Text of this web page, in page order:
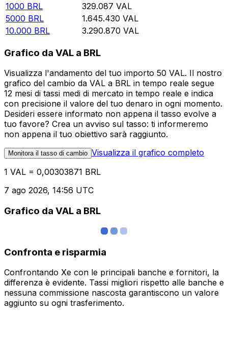
1000 BRL 329.087 VAL
5000 BRL 1.645.430 VAL
10.000 BRL 3.290.870 VAL
Grafico da VAL a BRL
Visualizza l'andamento del tuo importo 50 VAL. Il nostro
grafico del cambio da VAL a BRL in tempo reale segue
12 mesi di tassi medi di mercato in tempo reale e indica
con precisione il valore del tuo denaro in ogni momento.
Desideri essere informato non appena il tasso evolve a
tuo favore? Crea un avviso sul tasso: ti informeremo
non appena il tuo obiettivo sarà raggiunto.
Monitora il tasso di cambio Visualizza il grafico completo
1 VAL = 0,00303871 BRL
7 ago 2026, 14:56 UTC
Grafico da VAL a BRL
Confronta e risparmia
Confrontando Xe con le principali banche e fornitori, la
differenza è evidente. Tassi migliori rispetto alle banche e
nessuna commissione nascosta garantiscono un valore
aggiunto su ogni trasferimento.